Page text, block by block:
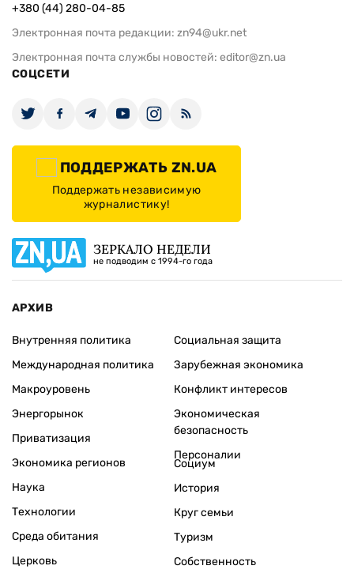
+380 (44) 280-04-85
Электронная почта редакции: zn94@ukr.net
Электронная почта службы новостей: editor@zn.ua
СОЦСЕТИ
ПОДДЕРЖАТЬ ZN.UA
Поддержать независимую
журналистику!
ЗЕРКАЛО НЕДЕЛИ
не подводим с 1994-го года
АРХИВ
Внутренняя политика
Международная политика
Макроуровень
Энергорынок
Приватизация
Экономика регионов
Социальная защита
Зарубежная экономика
Конфликт интересов
Экономическая
безопасность
Персоналии
Наука
Технологии
Среда обитания
Церковь
Социум
История
Круг семьи
Туризм
Собственность